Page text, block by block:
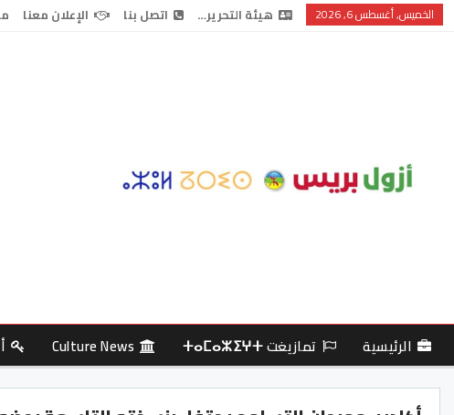
الخميس, أغسطس 6, 2026 هيئة التحرير… اتصل بنا الإعلان معنا
الرئيسية تمازيغت ⵜⴰⵎⴰⵣⵉⵖⵜ Culture News